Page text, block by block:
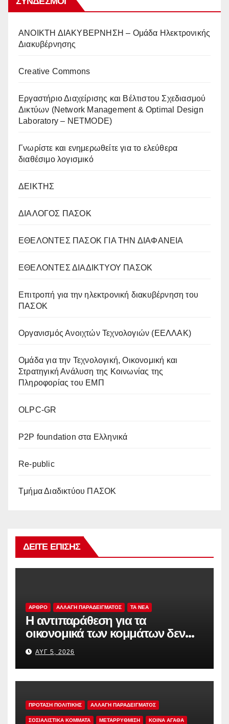
AΝΟΙΚΤΗ ΔΙΑΚΥΒΕΡΝΗΣΗ – Ομάδα Ηλεκτρονικής
Διακυβέρνησης
Creative Commons
Eργαστήριο Διαχείρισης και Βέλτιστου Σχεδιασμού
Δικτύων (Network Management & Optimal Design
Laboratory – NETMODE)
Γνωρίστε και ενημερωθείτε για το ελεύθερα
διαθέσιμο λογισμικό
ΔΕΙΚΤΗΣ
ΔΙΑΛΟΓΟΣ ΠΑΣΟΚ
ΕΘΕΛΟΝΤΕΣ ΠΑΣΟΚ ΓΙΑ ΤΗΝ ΔΙΑΦΑΝΕΙΑ
ΕΘΕΛΟΝΤΕΣ ΔΙΑΔΙΚΤΥΟΥ ΠΑΣΟΚ
Επιτροπή για την ηλεκτρονική διακυβέρνηση του
ΠΑΣΟΚ
Οργανισμός Ανοιχτών Τεχνολογιών (ΕΕΛΛΑΚ)
Oμάδα για την Τεχνολογική, Οικονομική και
Στρατηγική Ανάλυση της Κοινωνίας της
Πληροφορίας του ΕΜΠ
OLPC-GR
P2P foundation στα Ελληνικά
Re-public
Tμήμα Διαδικτύου ΠΑΣΟΚ
ΔΕΊΤΕ ΕΠΊΣΗΣ
ΑΡΘΡΟ ΑΛΛΑΓΗ ΠΑΡΑΔΕΙΓΜΑΤΟΣ TA NEA
Η αντιπαράθεση για τα
οικονομικά των κομμάτων δεν
αρκεί
ΑΥΓ 5, 2026
ΠΡΟΤΑΣΗ ΠΟΛΙΤΙΚΗΣ ΑΛΛΑΓΗ ΠΑΡΑΔΕΙΓΜΑΤΟΣ
ΣΟΣΙΑΛΙΣΤΙΚΆ ΚΌΜΜΑΤΑ ΜΕΤΑΡΡΥΘΜΙΣΗ ΚΟΙΝΑ ΑΓΑΘΑ